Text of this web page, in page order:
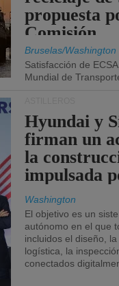
propuesta
Comisión.
Bruselas/Washington
Satisfacción de
Mundial de
Hyundai y
firman un
la
impulsada
Washington
El objetivo es un
autónomo en el que
incluidos el diseño,
logística, la
conectados